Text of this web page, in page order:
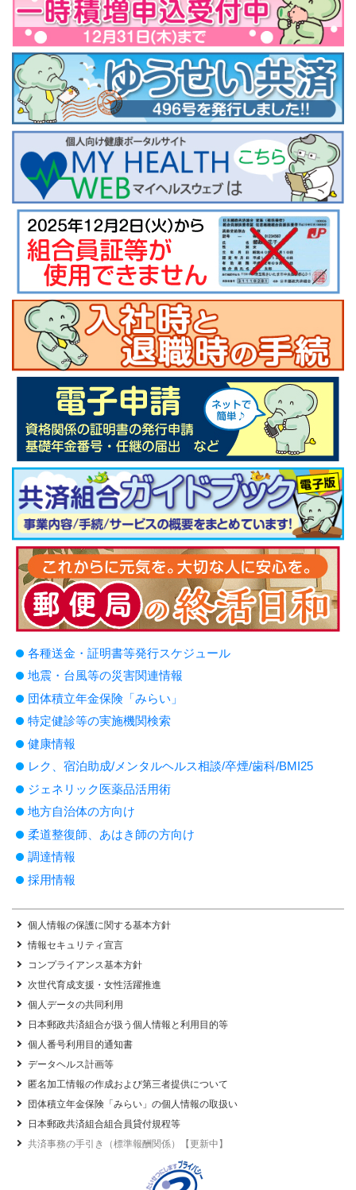
各種送金・証明書等発行スケジュール
地震・台風等の災害関連情報
団体積立年金保険「みらい」
特定健診等の実施機関検索
健康情報
レク、宿泊助成/メンタルヘルス相談/卒煙/歯科/BMI25
ジェネリック医薬品活用術
地方自治体の方向け
柔道整復師、あはき師の方向け
調達情報
採用情報
個人情報の保護に関する基本方針
情報セキュリティ宣言
コンプライアンス基本方針
次世代育成支援・女性活躍推進
個人データの共同利用
日本郵政共済組合が扱う個人情報と利用目的等
個人番号利用目的通知書
データヘルス計画等
匿名加工情報の作成および第三者提供について
団体積立年金保険「みらい」の個人情報の取扱い
日本郵政共済組合組合員貸付規程等
共済事務の手引き（標準報酬関係）【更新中】